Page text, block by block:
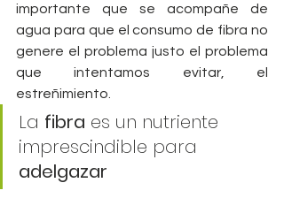
importante que se acompañe de
agua para que el consumo de fibra no
genere el problema justo el problema
que intentamos evitar, el
estreñimiento.
La fibra es un nutriente
imprescindible para
adelgazar